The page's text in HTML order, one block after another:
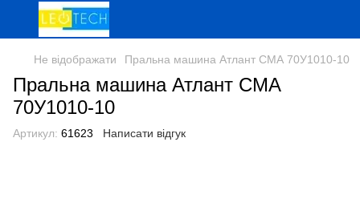
Не відображати Пральна машина Атлант СМА 70У1010-10
Пральна машина Атлант СМА
70У1010-10
Артикул: 61623 Написати відгук